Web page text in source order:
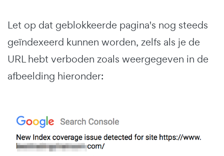
Let op dat geblokkeerde pagina's nog steeds
geïndexeerd kunnen worden, zelfs als je de
URL hebt verboden zoals weergegeven in de
afbeelding hieronder: